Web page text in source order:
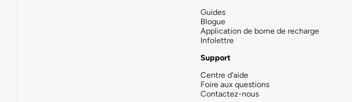
Guides
Blogue
Application de borne de recharge
Infolettre
Support
Centre d'aide
Foire aux questions
Contactez-nous